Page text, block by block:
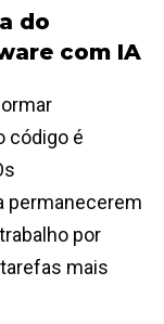
do
com IA
código é
permanecerem
por
mais